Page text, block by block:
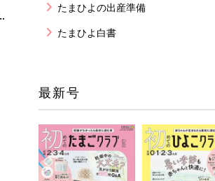
たまひよの出産準備
たまひよ白書
最新号